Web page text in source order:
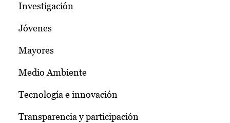
Investigación
Jóvenes
Mayores
Medio Ambiente
Tecnología e innovación
Transparencia y participación